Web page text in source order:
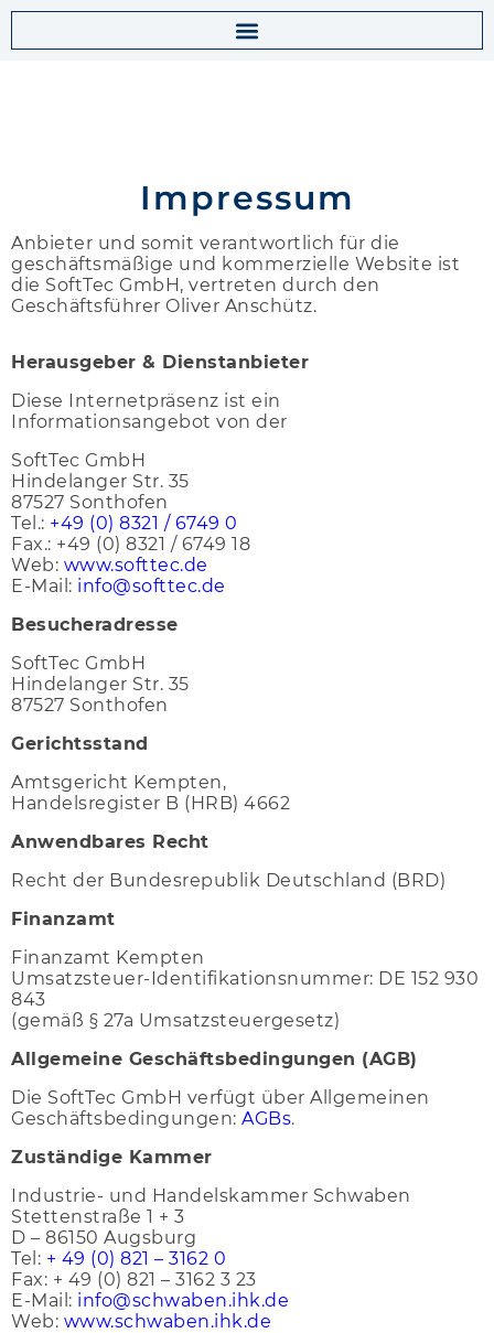
Impressum
Anbieter und somit verantwortlich für die
geschäftsmäßige und kommerzielle Website ist
die SoftTec GmbH, vertreten durch den
Geschäftsführer Oliver Anschütz.
Herausgeber & Dienstanbieter
Diese Internetpräsenz ist ein
Informationsangebot von der
SoftTec GmbH
Hindelanger Str. 35
87527 Sonthofen
Tel.: +49 (0) 8321 / 6749 0
Fax.: +49 (0) 8321 / 6749 18
Web: www.softtec.de
E-Mail: info@softtec.de
Besucheradresse
SoftTec GmbH
Hindelanger Str. 35
87527 Sonthofen
Gerichtsstand
Amtsgericht Kempten,
Handelsregister B (HRB) 4662
Anwendbares Recht
Recht der Bundesrepublik Deutschland (BRD)
Finanzamt
Finanzamt Kempten
Umsatzsteuer-Identifikationsnummer: DE 152 930
843
(gemäß § 27a Umsatzsteuergesetz)
Allgemeine Geschäftsbedingungen (AGB)
Die SoftTec GmbH verfügt über Allgemeinen
Geschäftsbedingungen: AGBs.
Zuständige Kammer
Industrie- und Handelskammer Schwaben
Stettenstraße 1 + 3
D – 86150 Augsburg
Tel: + 49 (0) 821 – 3162 0
Fax: + 49 (0) 821 – 3162 3 23
E-Mail: info@schwaben.ihk.de
Web: www.schwaben.ihk.de